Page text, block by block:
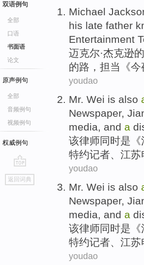
双语例句
全部
口语
书面语
论文
原声例句
全部
音频例句
视频例句
权威例句
go
top
返回词典
Michael
his late father
Entertainment
迈克尔·杰克逊的
的路，担当《
youdao
Mr. Wei is also
Newspaper,
media, and a
该律师同时是 《
特约记者、江苏
youdao
Mr. Wei is also
Newspaper,
media , and a
该律师同时是 《
特约记者、江苏
youdao